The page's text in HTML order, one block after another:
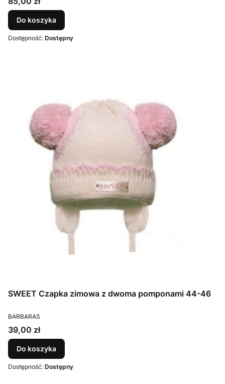
Do koszyka
Dostępność: Dostępny
SWEET Czapka zimowa z dwoma pomponami 44-46
PRODUCENT
BARBARAS
Cena
39,00 zł
Do koszyka
Dostępność: Dostępny